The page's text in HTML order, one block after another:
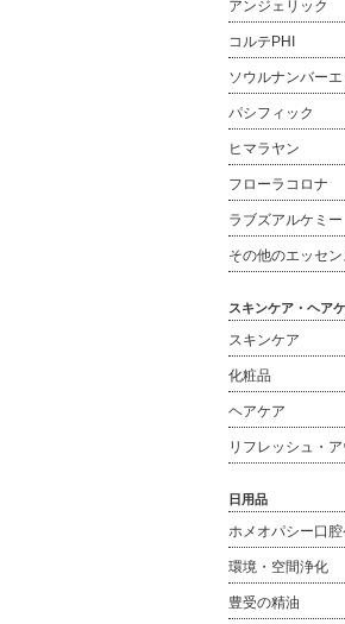
アンジェリック
コルテPHI
ソウルナンバー
パシフィック
ヒマラヤン
フローラコロナ
ラブズアルケミー
その他のエッセン
スキンケア・ヘア
スキンケア
化粧品
ヘアケア
リフレッシュ・
日用品
ホメオパシー口腔
環境・空間浄化
豊受の精油